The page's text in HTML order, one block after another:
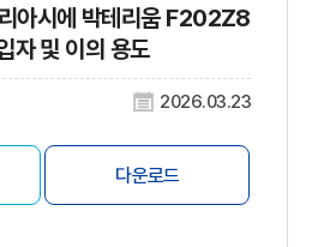
아시에 박테리움 F202Z8
자 및 이의 용도
2026.03.23
다운로드